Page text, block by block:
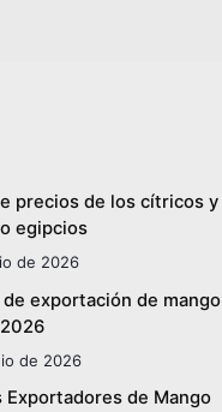
precios de los cítricos y
egipcios
de 2026
exportación de mango
de 2026
Exportadores de Mango